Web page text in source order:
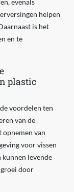
evenals
helpen
is het
en te
plastic
voordelen ten
van de
van
voor vissen
kunnen levende
door